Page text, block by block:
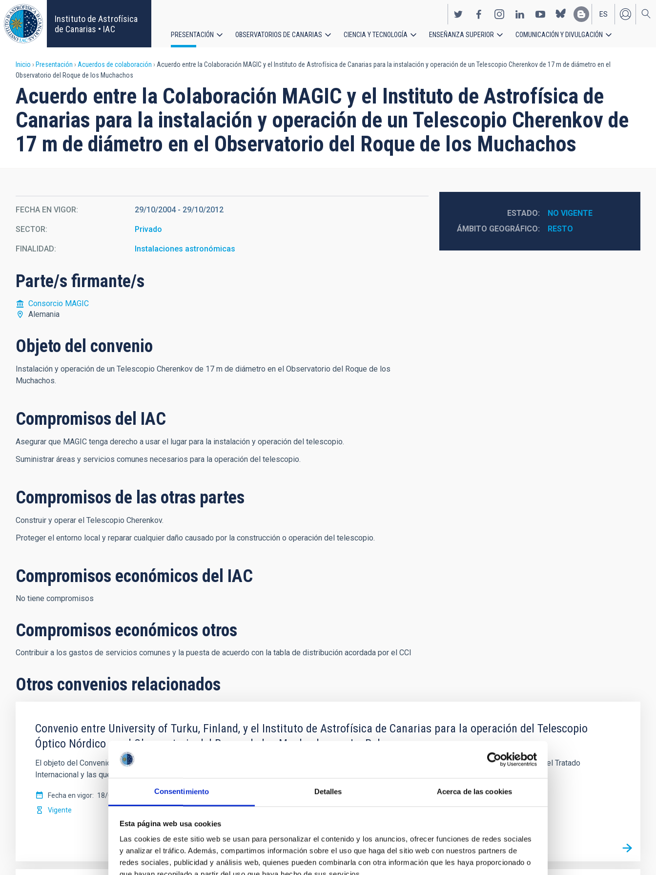
Consentimiento Detalles Acerca de las cookies
Esta página web usa cookies
Las cookies de este sitio web se usan para personalizar el contenido y los anuncios, ofrecer funciones de redes sociales
y analizar el tráfico. Además, compartimos información sobre el uso que haga del sitio web con nuestros partners de
redes sociales, publicidad y análisis web, quienes pueden combinarla con otra información que les haya proporcionado o
Pasar
al
contenido
principal
Instituto de Astrofísica
de Canarias • IAC
EN
ES
Navegación
PRESENTACIÓN OBSERVATORIOS DE CANARIAS CIENCIA Y TECNOLOGÍA ENSEÑANZA SUPERIOR COMUNICACIÓN Y DIVULGACIÓN
Sobrescribir
enlaces
de
ayuda
a
navegación
Inicio Presentación Acuerdos de colaboración
Acuerdo entre la Colaboración MAGIC y el Instituto de Astrofísica de Canarias para la instalación y operación de un Telescopio Cherenkov de 17 m de diámetro en el
Observatorio del Roque de los Muchachos
Acuerdo entre la Colaboración MAGIC y el Instituto de Astrofísica de
Canarias para la instalación y operación de un Telescopio Cherenkov de
17 m de diámetro en el Observatorio del Roque de los Muchachos
FECHA EN VIGOR 29/10/2004- 29/10/2012
SECTOR Privado
FINALIDAD Instalaciones astronómicas
Parte/s firmante/s
Consorcio MAGIC
Alemania
Objeto del convenio
Instalación y operación de un Telescopio Cherenkov de 17 m de diámetro en el Observatorio del Roque de los
Muchachos.
Compromisos del IAC
Asegurar que MAGIC tenga derecho a usar el lugar para la instalación y operación del telescopio.
Suministrar áreas y servicios comunes necesarios para la operación del telescopio.
Compromisos de las otras partes
Construir y operar el Telescopio Cherenkov.
Proteger el entorno local y reparar cualquier daño causado por la construcción o operación del telescopio.
Compromisos económicos del IAC
No tiene compromisos
Compromisos económicos otros
Contribuir a los gastos de servicios comunes y la puesta de acuerdo con la tabla de distribución acordada por el CCI
ESTADO
NO VIGENTE
ÁMBITO GEOGRÁFICO
RESTO
Otros convenios relacionados
Convenio entre University of Turku, Finland, y el Instituto de Astrofísica de Canarias para la operación del Telescopio
Óptico Nórdico en el Observatorio del Roque de los Muchachos en La Palma
El objeto del Convenio es la operación del NOT en el ORM, La Palma, en los términos y condiciones que se establecen en el Artículo 3 del Protocolo del Tratado
Internacional y las que se contemplan en
Fecha en vigor 18/06/2020
16/05/2032
Vigente